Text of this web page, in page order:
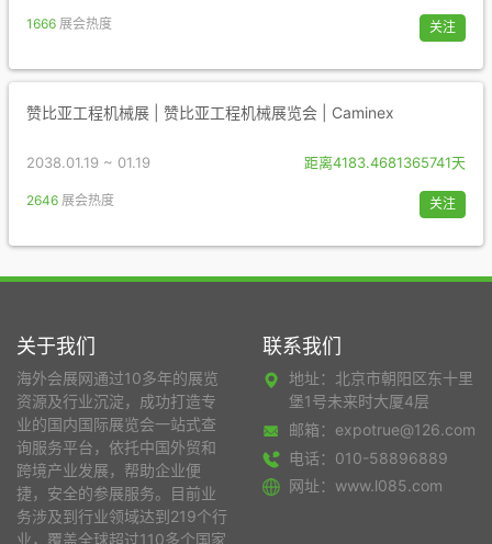
1666 展会热度 关注
赞比亚工程机械展 | 赞比亚工程机械展览会 | Caminex
2038.01.19 ~ 01.19 距离4183.4681365741天
2646 展会热度 关注
关于我们
海外会展网通过10多年的展览
资源及行业沉淀，成功打造专
业的国内国际展览会一站式查
询服务平台，依托中国外贸和
跨境产业发展，帮助企业便
捷，安全的参展服务。目前业
务涉及到行业领域达到219个行
业，覆盖全球超过110多个国家
联系我们
地址：北京市朝阳区东十里
堡1号未来时大厦4层
邮箱：expotrue@126.com
电话：010-58896889
网址：www.l085.com